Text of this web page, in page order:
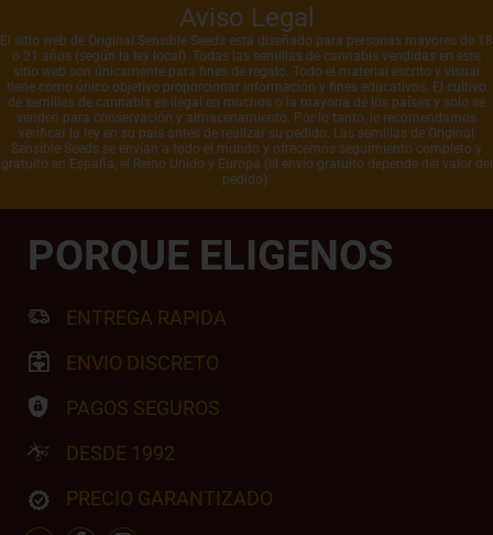
Aviso Legal
El sitio web de Original Sensible Seeds está diseñado para personas mayores de 18
o 21 años (según la ley local). Todas las semillas de cannabis vendidas en este
sitio web son únicamente para fines de regalo. Todo el material escrito y visual
tiene como único objetivo proporcionar información y fines educativos. El cultivo
de semillas de cannabis es ilegal en muchos o la mayoría de los países y solo se
venden para conservación y almacenamiento. Por lo tanto, le recomendamos
verificar la ley en su país antes de realizar su pedido. Las semillas de Original
Sensible Seeds se envían a todo el mundo y ofrecemos seguimiento completo y
gratuito en España, el Reino Unido y Europa (el envío gratuito depende del valor del
pedido).
PORQUE ELIGENOS
ENTREGA RAPIDA
ENVIO DISCRETO
PAGOS SEGUROS
DESDE 1992
PRECIO GARANTIZADO